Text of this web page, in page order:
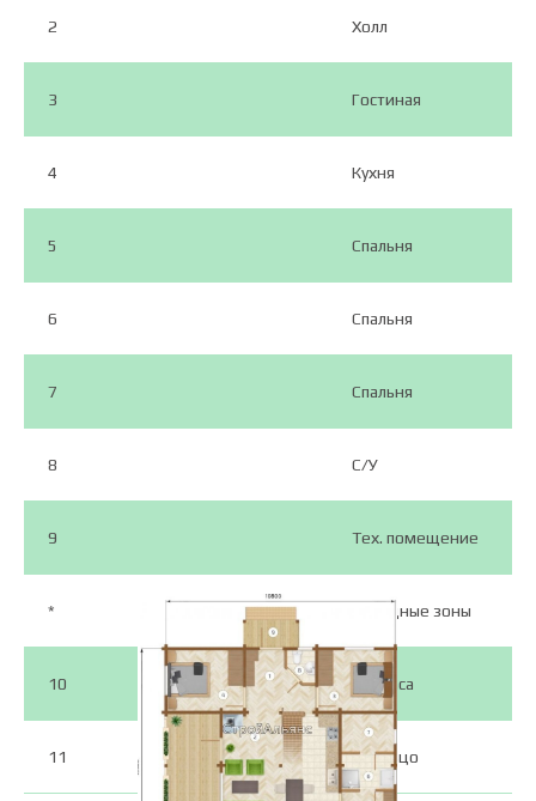
2 Холл
3 Гостиная
4 Кухня
5 Спальня
6 Спальня
7 Спальня
8 С/У
9 Тех. помещение
* Холодные зоны
10 Терраса
11 Крыльцо